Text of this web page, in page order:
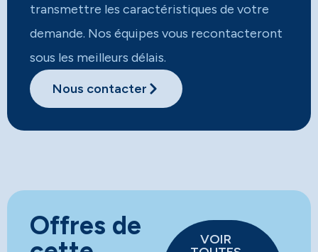
transmettre les caractéristiques de votre
demande. Nos équipes vous recontacteront
sous les meilleurs délais.​
Nous contacter
Offres de
VOIR